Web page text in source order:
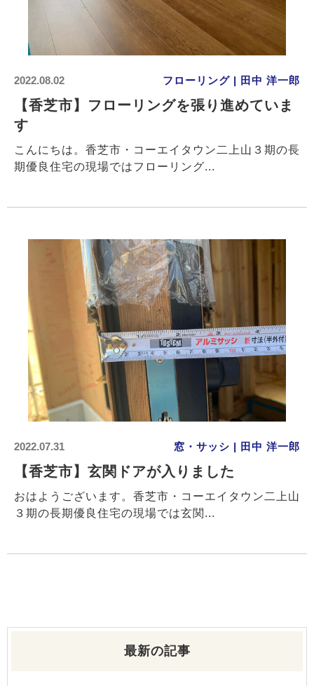
2022.08.02 フローリング | 田中 洋一郎
【香芝市】フローリングを張り進めていま
す
こんにちは。香芝市・コーエイタウン二上山３期の長
期優良住宅の現場ではフローリング...
2022.07.31 窓・サッシ | 田中 洋一郎
【香芝市】玄関ドアが入りました
おはようございます。香芝市・コーエイタウン二上山
３期の長期優良住宅の現場では玄関...
最新の記事